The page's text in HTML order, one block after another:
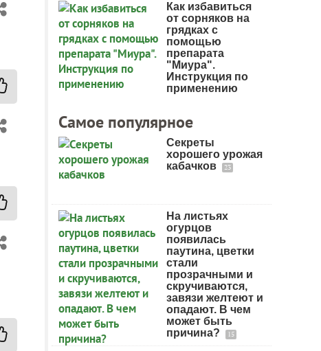
Как избавиться
от сорняков на
грядках с
помощью
препарата
"Миура".
Инструкция по
применению
Самое популярное
Секреты
хорошего урожая
кабачков
23
На листьях
огурцов
появилась
паутина, цветки
стали
прозрачными и
скручиваются,
завязи желтеют и
опадают. В чем
может быть
причина?
15